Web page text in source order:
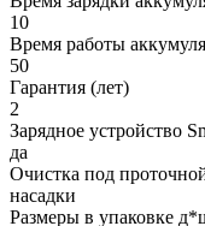
10
Время работы
50
Гарантия (лет)
2
Зарядное устройство
да
Очистка под
насадки
Размеры в упаковке